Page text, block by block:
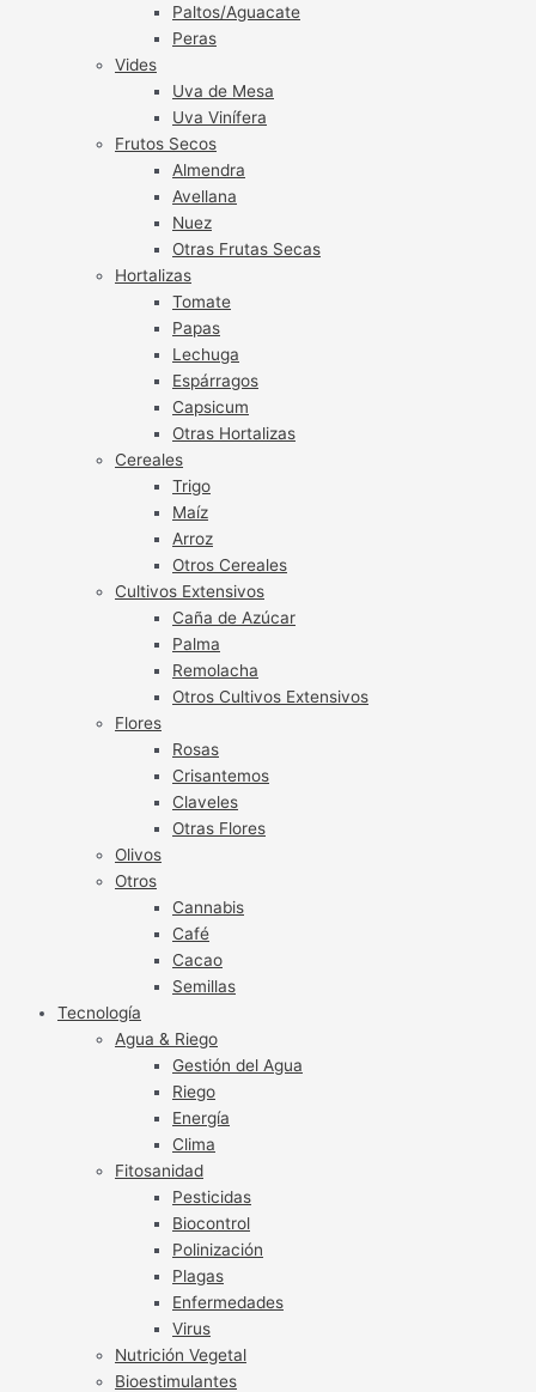
Paltos/Aguacate
Peras
Vides
Uva de Mesa
Uva Vinífera
Frutos Secos
Almendra
Avellana
Nuez
Otras Frutas Secas
Hortalizas
Tomate
Papas
Lechuga
Espárragos
Capsicum
Otras Hortalizas
Cereales
Trigo
Maíz
Arroz
Otros Cereales
Cultivos Extensivos
Caña de Azúcar
Palma
Remolacha
Otros Cultivos Extensivos
Flores
Rosas
Crisantemos
Claveles
Otras Flores
Olivos
Otros
Cannabis
Café
Cacao
Semillas
Tecnología
Agua & Riego
Gestión del Agua
Riego
Energía
Clima
Fitosanidad
Pesticidas
Biocontrol
Polinización
Plagas
Enfermedades
Virus
Nutrición Vegetal
Bioestimulantes